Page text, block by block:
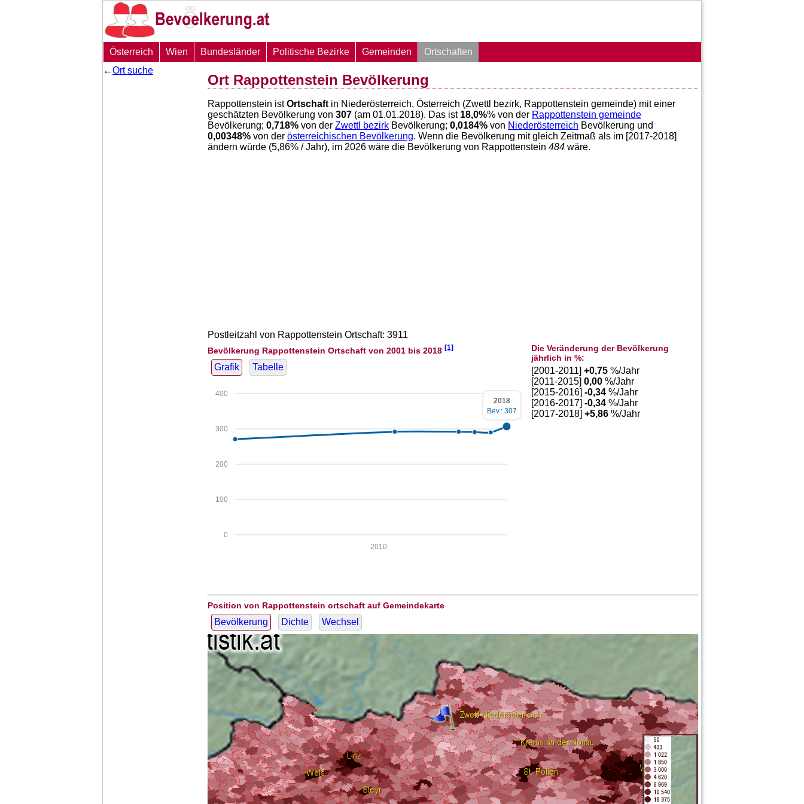
Österreich Wien Bundesländer Politische Bezirke Gemeinden
Ortschaften
←Ort suche
Ort Rappottenstein Bevölkerung
Rappottenstein istOrtschaft in Niederösterreich, Österreich (Zwettl bezirk, Rappottenstein gemeinde) mit einer
geschätzten Bevölkerung von 307 (am 01.01.2018). Das ist 18,0%% von der Rappottenstein gemeinde
Bevölkerung; 0,718% von der Zwettl bezirk Bevölkerung; 0,0184% von Niederösterreich Bevölkerung und
0,00348% von der österreichischen Bevölkerung. Wenn die Bevölkerung mit gleich Zeitmaß als im [2017-2018]
ändern würde (5,86% / Jahr), im 2026 wäre die Bevölkerung von Rappottenstein 484 wäre.
Postleitzahl von Rappottenstein Ortschaft: 3911
Bevölkerung Rappottenstein Ortschaft von 2001 bis 2018 [1]
Grafik Tabelle
0
100
200
300
400
2010
2018
Bev.: 307
Die Veränderung der Bevölkerung
jährlich in %:
[2001-2011]+0,75 %/Jahr
[2011-2015]0,00 %/Jahr
[2015-2016]-0,34 %/Jahr
[2016-2017]-0,34 %/Jahr
[2017-2018]+5,86 %/Jahr
Position von Rappottenstein ortschaft auf Gemeindekarte
Bevölkerung Dichte Wechsel